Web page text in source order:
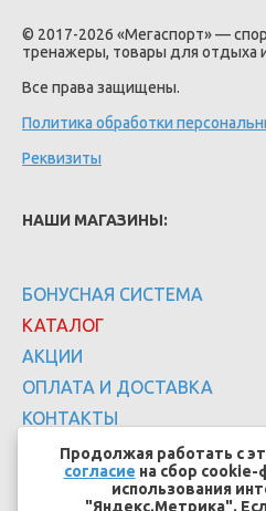
© 2017-2026 «Мегаспорт» —
тренажеры, товары для отдыха
Все права защищены.
Политика обработки
Реквизиты
НАШИ МАГАЗИНЫ:
БОНУСНАЯ СИСТЕМА
КАТАЛОГ
АКЦИИ
ОПЛАТА И ДОСТАВКА
КОНТАКТЫ
Продолжая работать с
согласие на сбор
использования
"Яндекс.Метрика".